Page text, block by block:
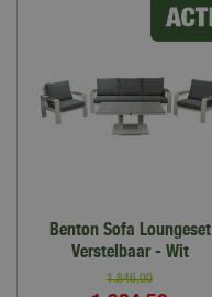
Benton Sofa Loungeset
Verstelbaar - Wit
1.846,00